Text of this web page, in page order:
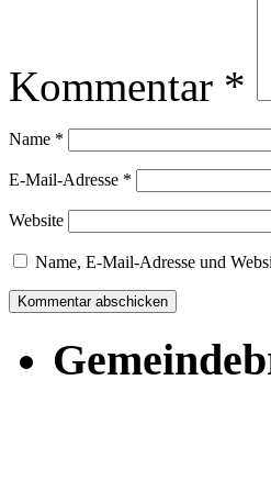
Kommentar *
Name *
E-Mail-Adresse *
Website
Name, E-Mail-Adresse und